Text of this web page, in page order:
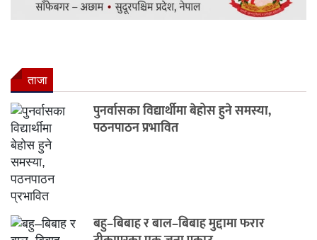
ताजा
पुनर्वासका विद्यार्थीमा बेहोस हुने समस्या,
पठनपाठन प्रभावित
बहु–बिबाह र बाल–बिबाह मुद्दामा फरार